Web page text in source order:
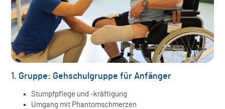
1. Gruppe: Gehschulgruppe für Anfänger
Stumpfpflege und -kräftigung
Umgang mit Phantomschmerzen